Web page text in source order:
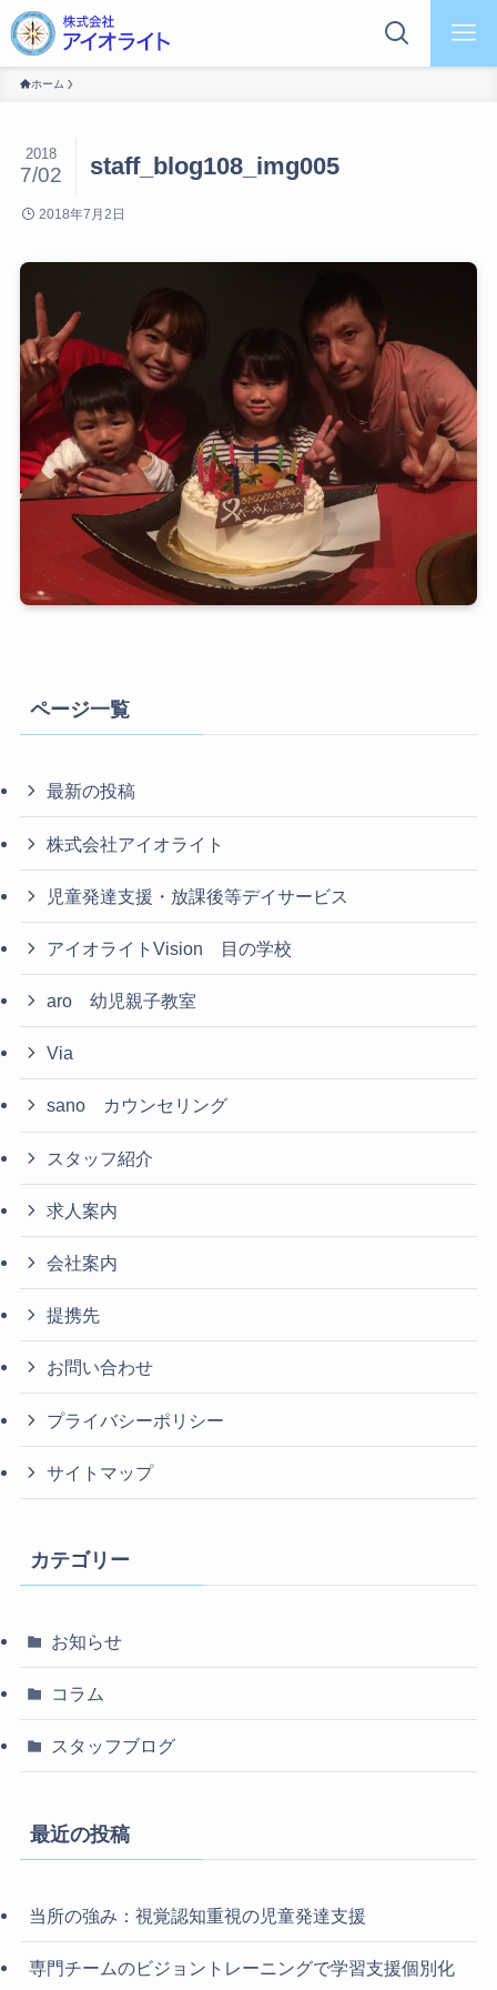
ホーム
staff_blog108_img005
2018
7/02
2018年7月2日
ページ一覧
最新の投稿
株式会社アイオライト
児童発達支援・放課後等デイサービス
アイオライトVision 目の学校
aro 幼児親子教室
Via
sano カウンセリング
スタッフ紹介
求人案内
会社案内
提携先
お問い合わせ
プライバシーポリシー
サイトマップ
カテゴリー
お知らせ
コラム
スタッフブログ
最近の投稿
当所の強み：視覚認知重視の児童発達支援
専門チームのビジョントレーニングで学習支援個別化